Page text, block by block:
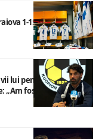
1-1: „Un rezultat
lui pentru a obține
„Am fost foarte